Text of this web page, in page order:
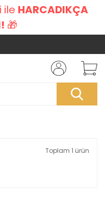
ile HARCADIKÇA
🎁
Toplam 1 ürün